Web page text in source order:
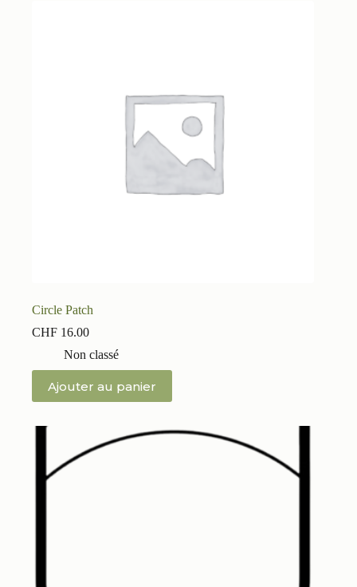
Circle Patch
CHF 16.00
Non classé
Ajouter au panier